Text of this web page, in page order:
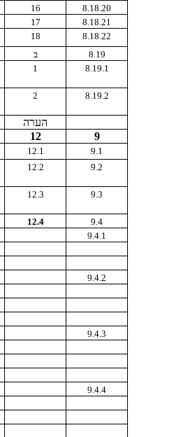
8.18.20
16
8.18.21
17
8.18.22
18
8.19 ב
8.19.1
1
8.19.2
2
הערה
9
12
9.1
12.1
9.2
12.2
9.3
12.3
9.4
12.4
9.4.1
9.4.2
9.4.3
9.4.4